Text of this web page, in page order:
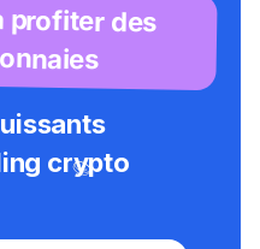
profiter des
crypto